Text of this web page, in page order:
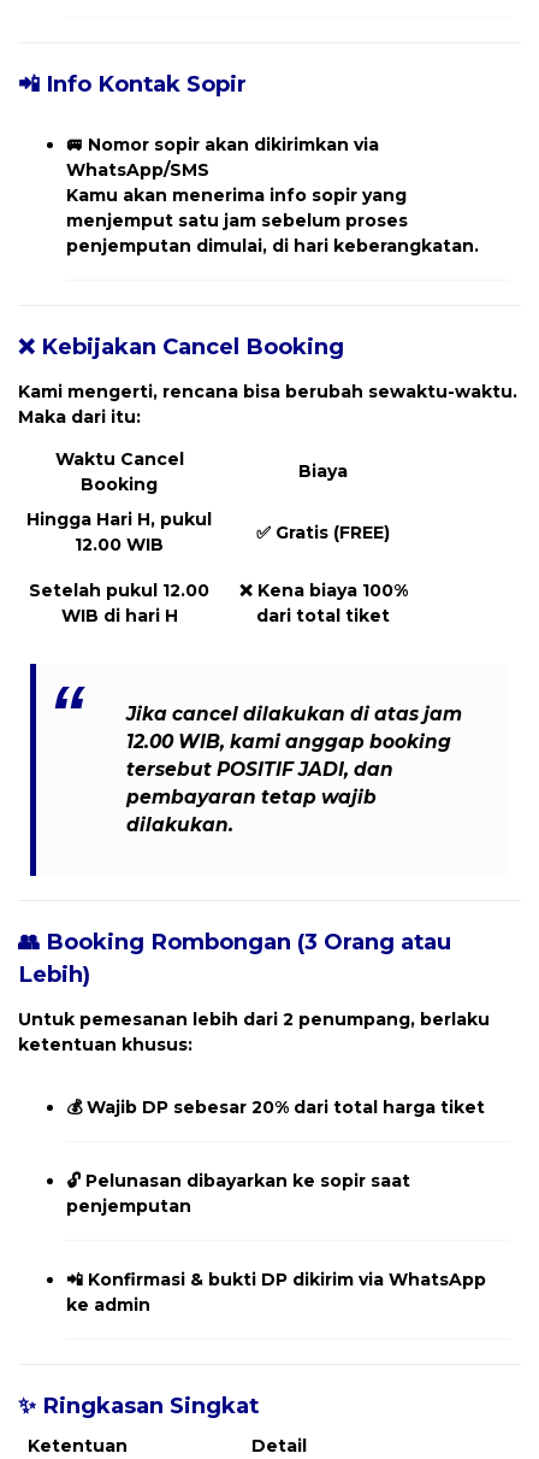
📲 Info Kontak Sopir
🚐 Nomor sopir akan dikirimkan via
WhatsApp/SMS
Kamu akan menerima info sopir yang
menjemput satu jam sebelum proses
penjemputan dimulai, di hari keberangkatan.
❌ Kebijakan Cancel Booking
Kami mengerti, rencana bisa berubah sewaktu-waktu.
Maka dari itu:
Waktu Cancel
Booking
Biaya
Hingga Hari H, pukul
12.00 WIB
✅ Gratis (FREE)
Setelah pukul 12.00
WIB di hari H
❌ Kena biaya 100%
dari total tiket
Jika cancel dilakukandi atas jam
12.00 WIB, kami anggap booking
tersebutPOSITIF JADI, dan
pembayaran tetap wajib
dilakukan.
👥 Booking Rombongan (3 Orang atau
Lebih)
Untuk pemesanan lebih dari 2 penumpang, berlaku
ketentuan khusus:
💰Wajib DP sebesar 20% dari total harga tiket
🔓 Pelunasan dibayarkan ke sopir saat
penjemputan
📲 Konfirmasi & bukti DP dikirim via WhatsApp
ke admin
✨ Ringkasan Singkat
Ketentuan
Detail